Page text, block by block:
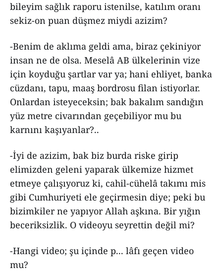
bileyim sağlık raporu istenilse, katılım oranı
sekiz-on puan düşmez miydi azizim?
-Benim de aklıma geldi ama, biraz çekiniyor
insan ne de olsa. Meselâ AB ülkelerinin vize
için koyduğu şartlar var ya; hani ehliyet, banka
cüzdanı, tapu, maaş bordrosu filan istiyorlar.
Onlardan isteyeceksin; bak bakalım sandığın
yüz metre civarından geçebiliyor mu bu
karnını kaşıyanlar?..
-İyi de azizim, bak biz burda riske girip
elimizden geleni yaparak ülkemize hizmet
etmeye çalışıyoruz ki, cahil-cühelâ takımı mis
gibi Cumhuriyeti ele geçirmesin diye; peki bu
bizimkiler ne yapıyor Allah aşkına. Bir yığın
beceriksizlik. O videoyu seyrettin değil mi?
-Hangi video; şu içinde p... lâfı geçen video
mu?